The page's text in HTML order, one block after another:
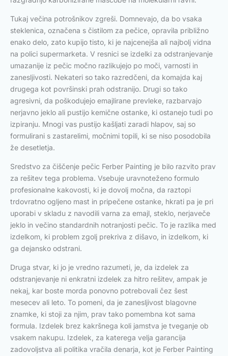
Tukaj večina potrošnikov zgreši. Domnevajo, da bo vsaka
steklenica, označena s čistilom za pečice, opravila približno
enako delo, zato kupijo tisto, ki je najcenejša ali najbolj vidna
na polici supermarketa. V resnici se izdelki za odstranjevanje
umazanije iz pečic močno razlikujejo po moči, varnosti in
zanesljivosti. Nekateri so tako razredčeni, da komajda kaj
drugega kot površinski prah odstranijo. Drugi so tako
agresivni, da poškodujejo emajlirane prevleke, razbarvajo
nerjavno jeklo ali pustijo kemične ostanke, ki ostanejo tudi po
izpiranju. Mnogi vas pustijo kašljati zaradi hlapov, saj so
formulirani s zastarelimi, močnimi topili, ki se niso posodobila
že desetletja.
Sredstvo za čiščenje pečic Ferber Painting je bilo razvito prav
za rešitev tega problema. Vsebuje uravnoteženo formulo
profesionalne kakovosti, ki je dovolj močna, da raztopi
trdovratno ogljeno mast in pripečene ostanke, hkrati pa je pri
uporabi v skladu z navodili varna za emajl, steklo, nerjaveče
jeklo in večino standardnih notranjosti pečic. To je razlika med
izdelkom, ki problem zgolj prekriva z dišavo, in izdelkom, ki
ga dejansko odstrani.
Druga stvar, ki jo je vredno razumeti, je, da izdelek za
odstranjevanje ni enkratni izdelek za hitro rešitev, ampak je
nekaj, kar boste morda ponovno potrebovali čez šest
mesecev ali leto. To pomeni, da je zanesljivost blagovne
znamke, ki stoji za njim, prav tako pomembna kot sama
formula. Izdelek brez kakršnega koli jamstva je tveganje ob
vsakem nakupu. Izdelek, za katerega velja garancija
zadovoljstva ali politika vračila denarja, kot je Ferber Painting